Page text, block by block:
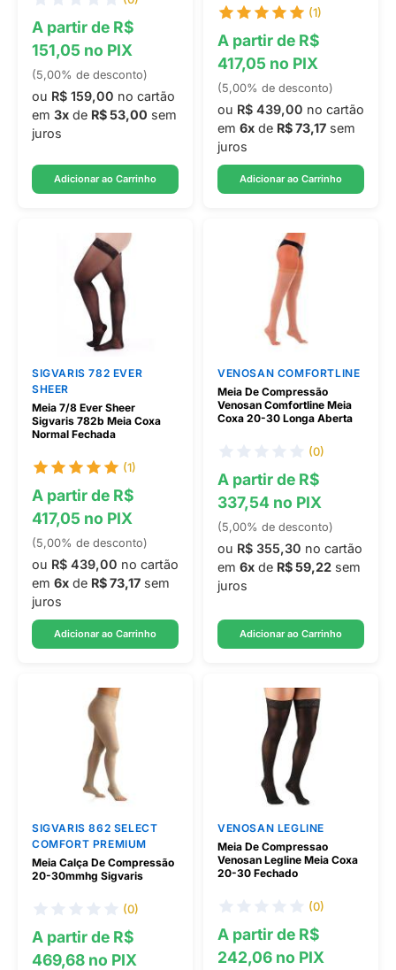
A partir de R$
151,05 no PIX
(5,00% de desconto)
ou R$ 159,00 no cartão
em 3x de R$ 53,00 sem
juros
Adicionar ao Carrinho
(1)
A partir de R$
417,05 no PIX
(5,00% de desconto)
ou R$ 439,00 no cartão
em 6x de R$ 73,17 sem
juros
Adicionar ao Carrinho
SIGVARIS 782 EVER
SHEER
Meia 7/8 Ever Sheer
Sigvaris 782b Meia Coxa
Normal Fechada
(1)
A partir de R$
417,05 no PIX
(5,00% de desconto)
ou R$ 439,00 no cartão
em 6x de R$ 73,17 sem
juros
Adicionar ao Carrinho
VENOSAN COMFORTLINE
Meia De Compressão
Venosan Comfortline Meia
Coxa 20-30 Longa Aberta
(0)
A partir de R$
337,54 no PIX
(5,00% de desconto)
ou R$ 355,30 no cartão
em 6x de R$ 59,22 sem
juros
Adicionar ao Carrinho
SIGVARIS 862 SELECT
COMFORT PREMIUM
Meia Calça De Compressão
20-30mmhg Sigvaris
(0)
A partir de R$
469,68 no PIX
VENOSAN LEGLINE
Meia De Compressao
Venosan Legline Meia Coxa
20-30 Fechado
(0)
A partir de R$
242,06 no PIX